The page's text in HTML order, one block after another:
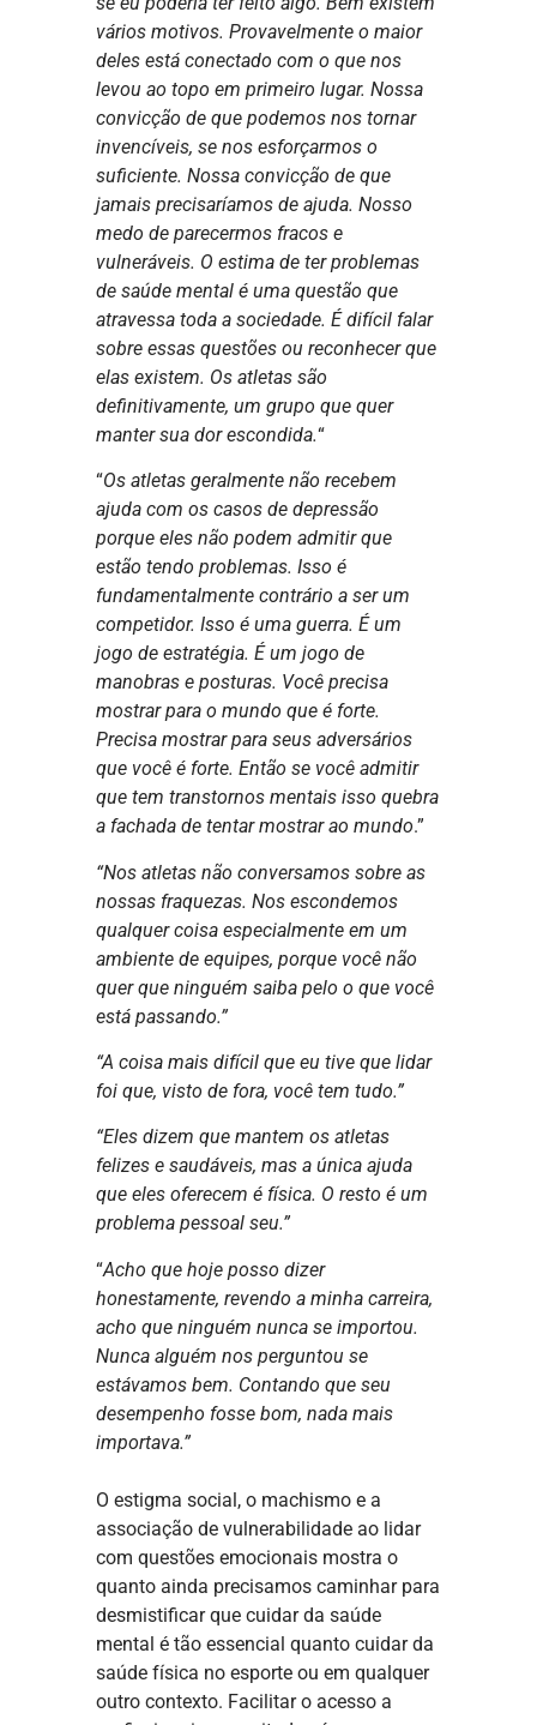
vários motivos. Provavelmente o maior
deles está conectado com o que nos
levou ao topo em primeiro lugar. Nossa
convicção de que podemos nos tornar
invencíveis, se nos esforçarmos o
suficiente. Nossa convicção de que
jamais precisaríamos de ajuda. Nosso
medo de parecermos fracos e
vulneráveis. O estima de ter problemas
de saúde mental é uma questão que
atravessa toda a sociedade. É difícil falar
sobre essas questões ou reconhecer que
elas existem. Os atletas são
definitivamente, um grupo que quer
manter sua dor escondida.“
“Os atletas geralmente não recebem
ajuda com os casos de depressão
porque eles não podem admitir que
estão tendo problemas. Isso é
fundamentalmente contrário a ser um
competidor. Isso é uma guerra. É um
jogo de estratégia. É um jogo de
manobras e posturas. Você precisa
mostrar para o mundo que é forte.
Precisa mostrar para seus adversários
que você é forte. Então se você admitir
que tem transtornos mentais isso quebra
a fachada de tentar mostrar ao mundo.”
“Nos atletas não conversamos sobre as
nossas fraquezas. Nos escondemos
qualquer coisa especialmente em um
ambiente de equipes, porque você não
quer que ninguém saiba pelo o que você
está passando.”
“A coisa mais difícil que eu tive que lidar
foi que, visto de fora, você tem tudo.”
“Eles dizem que mantem os atletas
felizes e saudáveis, mas a única ajuda
que eles oferecem é física. O resto é um
problema pessoal seu.”
“Acho que hoje posso dizer
honestamente, revendo a minha carreira,
acho que ninguém nunca se importou.
Nunca alguém nos perguntou se
estávamos bem. Contando que seu
desempenho fosse bom, nada mais
importava.”
O estigma social, o machismo e a
associação de vulnerabilidade ao lidar
com questões emocionais mostra o
quanto ainda precisamos caminhar para
desmistificar que cuidar da saúde
mental é tão essencial quanto cuidar da
saúde física no esporte ou em qualquer
outro contexto. Facilitar o acesso a